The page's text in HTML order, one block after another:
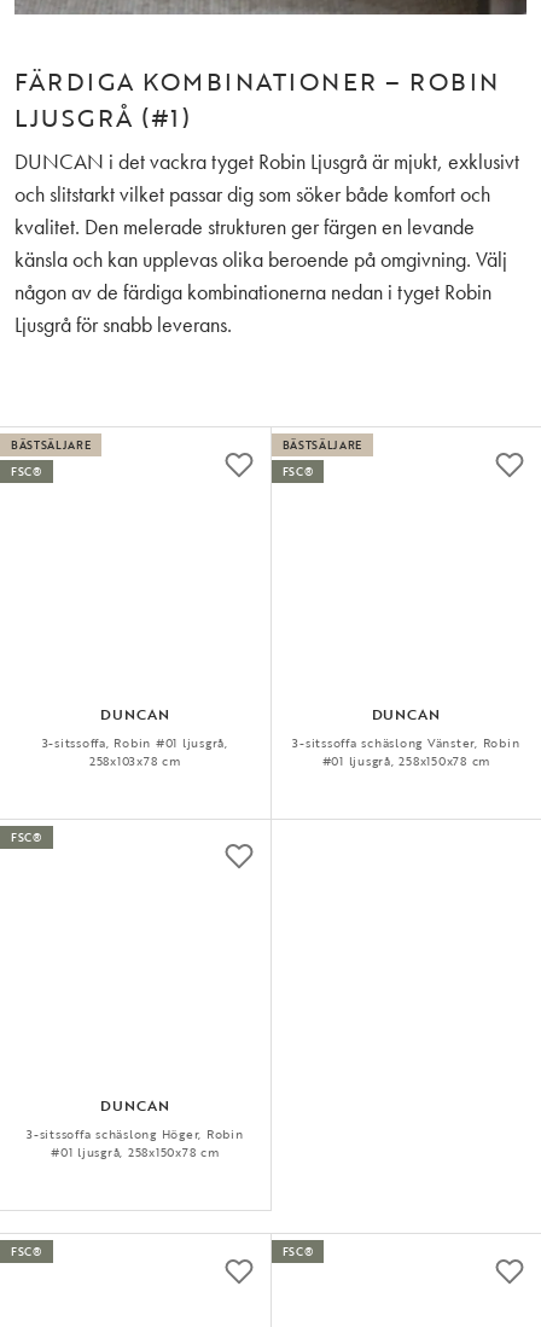
FÄRDIGA KOMBINATIONER – ROBIN
LJUSGRÅ (#1)
DUNCAN i det vackra tyget Robin Ljusgrå är mjukt, exklusivt
och slitstarkt vilket passar dig som söker både komfort och
kvalitet. Den melerade strukturen ger färgen en levande
känsla och kan upplevas olika beroende på omgivning. Välj
någon av de färdiga kombinationerna nedan i tyget Robin
Ljusgrå för snabb leverans.
DUNCAN
3-sitssoffa, Robin #01 ljusgrå,
258x103x78 cm
BÄSTSÄLJARE
FSC®
DUNCAN
3-sitssoffa schäslong Vänster, Robin
#01 ljusgrå, 258x150x78 cm
BÄSTSÄLJARE
FSC®
DUNCAN
3-sitssoffa schäslong Höger, Robin
#01 ljusgrå, 258x150x78 cm
FSC®
FSC® FSC®